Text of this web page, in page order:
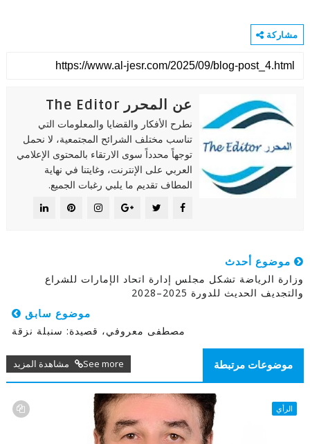
مشاركة
عن المحرر The Editor
نطرح الأفكار والقضايا والمعلومات التي
تناسب مختلف الشرائح المجتمعية، لا نحمل
توجهاً محدداً سوى الارتقاء بالمحتوى الإعلامي
العربي على الإنترنت، وغايتنا في نهاية
المطاف تقديم ما يلبي رغبات الجميع.
موضوع أحدث
وزارة الرياضة تشكل مجلس إدارة اتحاد الإمارات للشراع
والتجديف الحديث للدورة 2025–2028
موضوع سابق
مصطفى معروفي، قصيدة: سنبلة نزقة
موضوعات مرتبطة See more مشاهدة المزيد
الرأي